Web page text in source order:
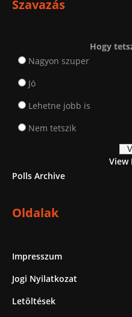
Szavazás
Hogy
Nagyon szuper
Jó
Lehetne jobb is
Nem tetszik
View
Polls Archive
Oldalak
Impresszum
Jogi Nyilatkozat
Letöltések